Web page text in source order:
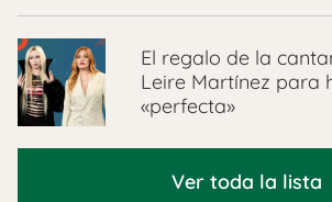
El regalo de la
Leire Martínez para
«perfecta»
Ver toda la lista